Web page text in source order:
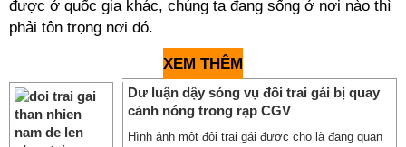
được ở quốc gia khác, chúng ta đang sống ở nơi nào thì
phải tôn trọng nơi đó.
XEM THÊM
Dư luận dậy sóng vụ đôi trai gái bị quay
cảnh nóng trong rạp CGV
Hình ảnh một đôi trai gái được cho là đang quan